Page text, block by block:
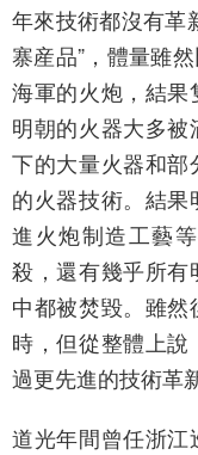
年來技術都沒有革
寨産品”，體量雖
海軍的火炮，結果
明朝的火器大多
下的大量火器和
的火器技術。結
進火炮制造工藝
殺，還有幾乎所
中都被焚毀。雖
時，但從整體上
過更先進的技術革
道光年間曾任浙江